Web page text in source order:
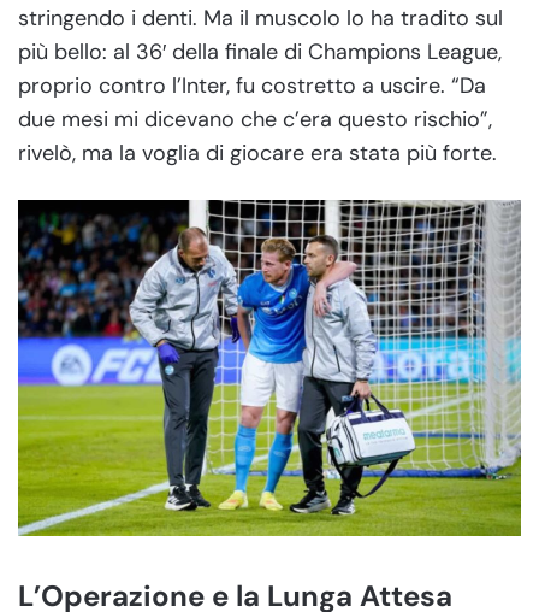
stringendo i denti. Ma il muscolo lo ha tradito sul
più bello: al 36′ della finale di Champions League,
proprio contro l’Inter, fu costretto a uscire. “Da
due mesi mi dicevano che c’era questo rischio”,
rivelò, ma la voglia di giocare era stata più forte.
L’Operazione e la Lunga Attesa